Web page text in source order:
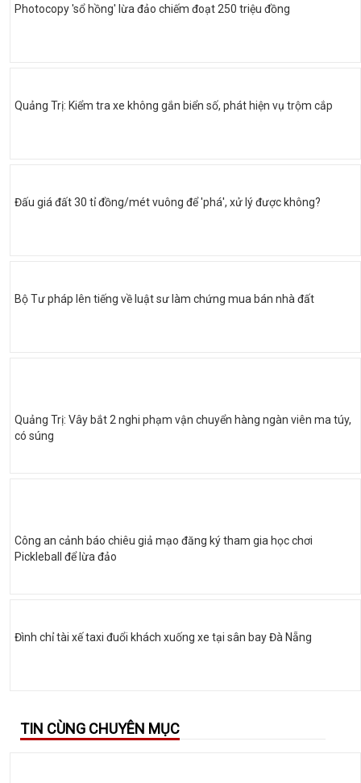
Photocopy 'sổ hồng' lừa đảo chiếm đoạt 250 triệu đồng
Quảng Trị: Kiểm tra xe không gắn biển số, phát hiện vụ trộm cắp
Đấu giá đất 30 tỉ đồng/mét vuông để 'phá', xử lý được không?
Bộ Tư pháp lên tiếng về luật sư làm chứng mua bán nhà đất
Quảng Trị: Vây bắt 2 nghi phạm vận chuyển hàng ngàn viên ma túy,
có súng
Công an cảnh báo chiêu giả mạo đăng ký tham gia học chơi
Pickleball để lừa đảo
Đình chỉ tài xế taxi đuổi khách xuống xe tại sân bay Đà Nẵng
TIN CÙNG CHUYÊN MỤC